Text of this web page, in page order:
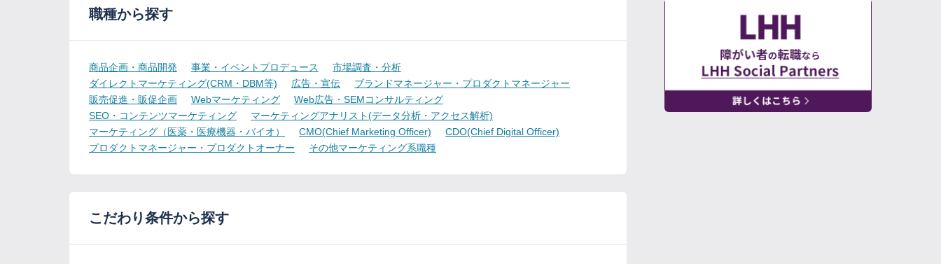
職種から探す
商品企画・商品開発 事業・イベントプロデュース
市場調査・分析
ダイレクトマーケティング(CRM・DBM等)
広告・宣伝
ブランドマネージャー・プロダクトマネージャー
販売促進・販促企画
Webマーケティング
Web広告・SEMコンサルティング
SEO・コンテンツマーケティング
マーケティングアナリスト(データ分析・アクセス解析)
マーケティング（医薬・医療機器・バイオ）
CMO(Chief Marketing Officer)
CDO(Chief Digital Officer)
プロダクトマネージャー・プロダクトオーナー
その他マーケティング系職種
こだわり条件から探す